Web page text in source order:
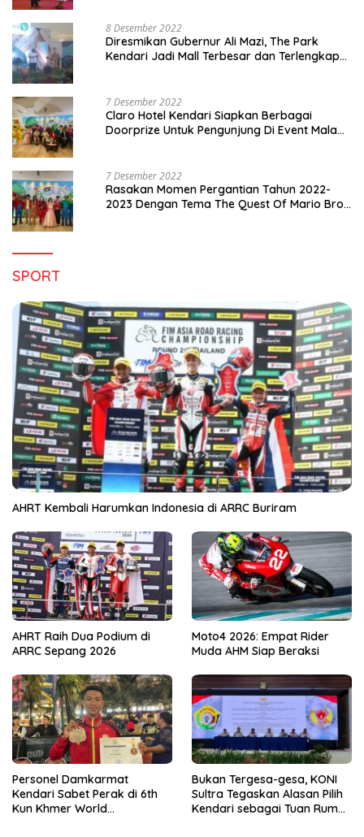
8 Desember 2022
Diresmikan Gubernur Ali Mazi, The Park
Kendari Jadi Mall Terbesar dan Terlengkap
7 Desember 2022
Claro Hotel Kendari Siapkan Berbagai
Doorprize Untuk Pengunjung Di Event Malam
7 Desember 2022
Rasakan Momen Pergantian Tahun 2022-
2023 Dengan Tema The Quest Of Mario Bros
SPORT
AHRT Kembali Harumkan Indonesia di ARRC Buriram
AHRT Raih Dua Podium di
ARRC Sepang 2026
Moto4 2026: Empat Rider
Muda AHM Siap Beraksi
Personel Damkarmat
Kendari Sabet Perak di 6th
Kun Khmer World
Bukan Tergesa-gesa, KONI
Sultra Tegaskan Alasan Pilih
Kendari sebagai Tuan Rumah